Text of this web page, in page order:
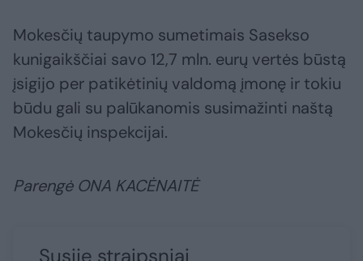
Mokesčių taupymo sumetimais Sasekso
kunigaikščiai savo 12,7 mln. eurų vertės būstą
įsigijo per patikėtinių valdomą įmonę ir tokiu
būdu gali su palūkanomis susimažinti naštą
Mokesčių inspekcijai.
Parengė ONA KACĖNAITĖ